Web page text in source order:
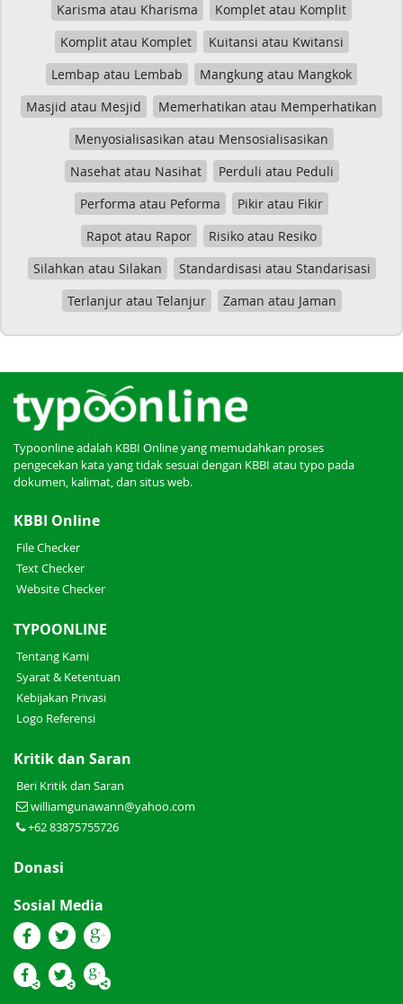
Karisma atau Kharisma
Komplet atau Komplit
Komplit atau Komplet
Kuitansi atau Kwitansi
Lembap atau Lembab
Mangkung atau Mangkok
Masjid atau Mesjid
Memerhatikan atau Memperhatikan
Menyosialisasikan atau Mensosialisasikan
Nasehat atau Nasihat
Perduli atau Peduli
Performa atau Peforma
Pikir atau Fikir
Rapot atau Rapor
Risiko atau Resiko
Silahkan atau Silakan
Standardisasi atau Standarisasi
Terlanjur atau Telanjur
Zaman atau Jaman
Typoonline adalah KBBI Online yang memudahkan proses
pengecekan kata yang tidak sesuai dengan KBBI atau typo pada
dokumen, kalimat, dan situs web.
KBBI Online
File Checker
Text Checker
Website Checker
TYPOONLINE
Tentang Kami
Syarat & Ketentuan
Kebijakan Privasi
Logo Referensi
Kritik dan Saran
Beri Kritik dan Saran
williamgunawann@yahoo.com
+62 83875755726
Donasi
Sosial Media